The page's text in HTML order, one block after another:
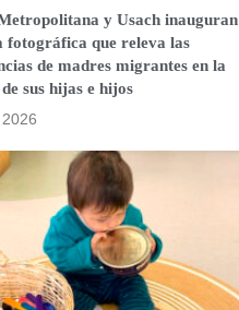
y Usach inauguran
fotográfica que releva las
de madres migrantes en la
sus hijas e hijos